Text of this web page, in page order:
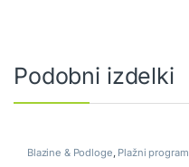
Podobni izdelki
Blazine & Podloge, Plažni program